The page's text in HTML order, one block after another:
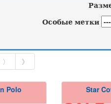
Особые метки
〉 》
Polo Star